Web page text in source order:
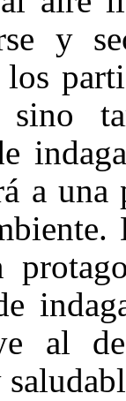
y
sino
a una
al